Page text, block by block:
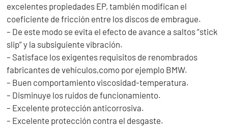
excelentes propiedades EP, también modifican el
coeficiente de fricción entre los discos de embrague.
– De este modo se evita el efecto de avance a saltos “stick
slip” y la subsiguiente vibración.
– Satisface los exigentes requisitos de renombrados
fabricantes de vehículos,como por ejemplo BMW.
– Buen comportamiento viscosidad-temperatura.
– Disminuye los ruidos de funcionamiento.
– Excelente protección anticorrosiva.
– Excelente protección contra el desgaste.